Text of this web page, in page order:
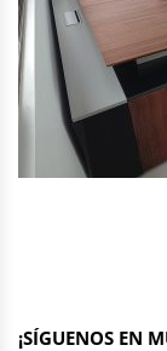
¡SÍGUENOS EN